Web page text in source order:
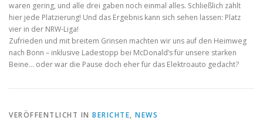
waren gering, und alle drei gaben noch einmal alles. Schließlich zählt
hier jede Platzierung! Und das Ergebnis kann sich sehen lassen: Platz
vier in der NRW-Liga!
Zufrieden und mit breitem Grinsen machten wir uns auf den Heimweg
nach Bonn – inklusive Ladestopp bei McDonald’s für unsere starken
Beine… oder war die Pause doch eher für das Elektroauto gedacht?
VERÖFFENTLICHT IN BERICHTE, NEWS